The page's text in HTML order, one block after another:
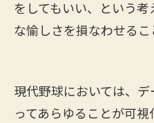
をしてもいい、という
な愉しさを損なわせるこ
現代野球においては、
ってあらゆることが可